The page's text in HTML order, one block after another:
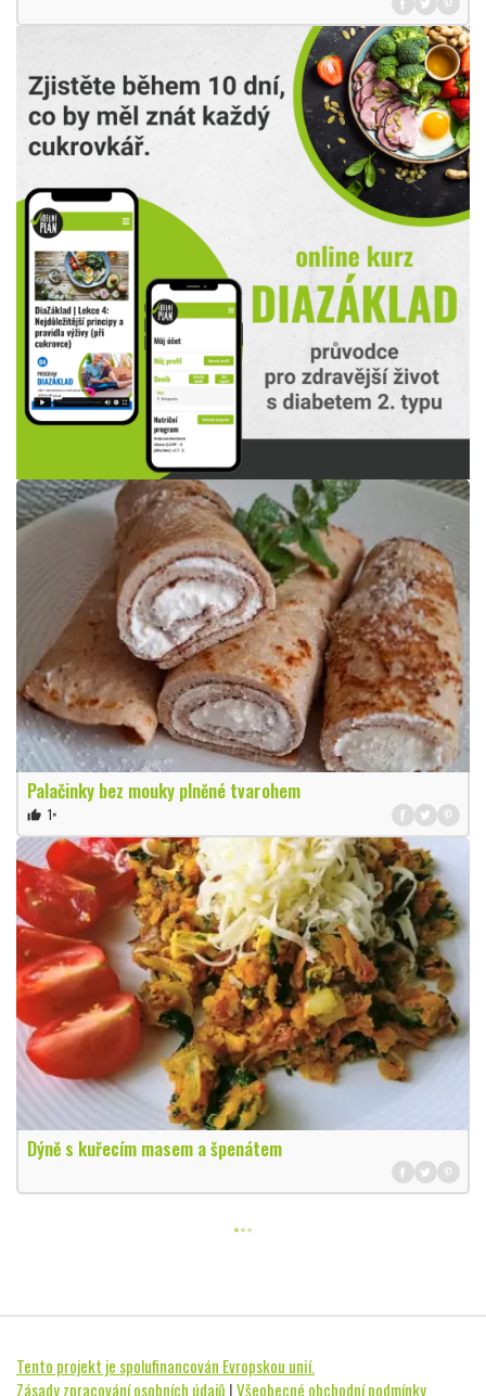
Palačinky bez mouky plněné tvarohem
thumb_up 1×
Dýně s kuřecím masem a špenátem
Tento projekt je spolufinancován Evropskou unií.
Zásady zpracování osobních údajů |Všeobecné obchodní podmínky